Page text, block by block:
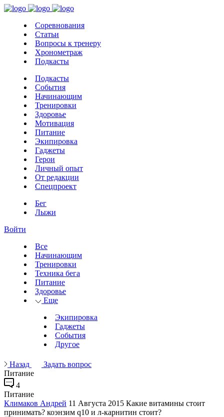
Соревнования
Статьи
Вопросы к тренеру
Хронометраж
Подкасты
Подкасты
События
Начинающим
Тренировки
Здоровье
Мотивация
Питание
Экипировка
Гаджеты
Герои
Личный опыт
От редакции
Спецпроект
Бег
Лыжи
Войти
Все
Начинающим
Тренировки
Техника бега
Питание
Здоровье
Еще
Экипировка
Гаджеты
События
Другое
Назад
Задать вопрос
Питание
4
Питание
Климаков Андрей 11 Августа 2015 Какие витамины стоит
принимать? коэнзим q10 и л-карнитин стоит?